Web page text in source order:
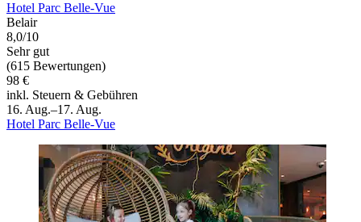
Hotel Parc Belle-Vue
Belair
8,0/10
Sehr gut
(615 Bewertungen)
98 €
inkl. Steuern & Gebühren
16. Aug.–17. Aug.
Hotel Parc Belle-Vue